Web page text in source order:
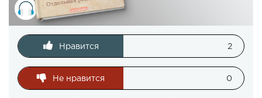
Нравится 2
Не нравится 0